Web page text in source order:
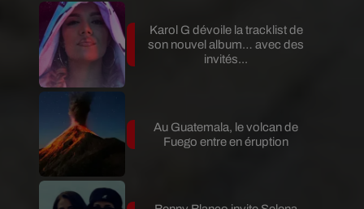
Karol G dévoile la tracklist de
son nouvel album… avec des
invités...
Au Guatemala, le volcan de
Fuego entre en éruption